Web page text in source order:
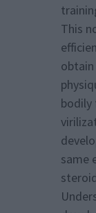
This
bodily
same